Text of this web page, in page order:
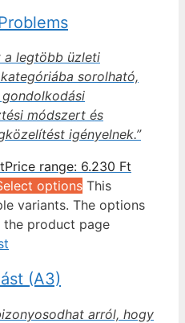
a legtöbb üzleti
sorolható,
módszert és
igényelnek.”
Price range: 6.230 Ft
options This
variants. The options
the product page
(A3)
arról, hogy